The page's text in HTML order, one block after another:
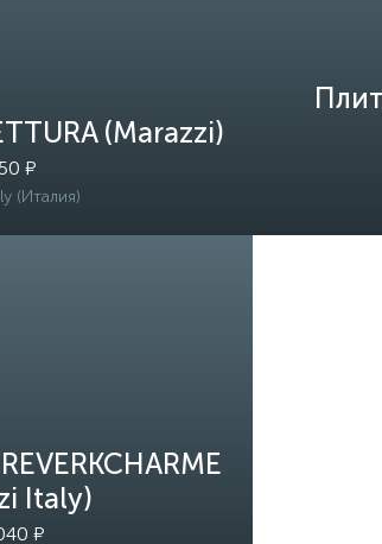
(Marazzi)
₽
(Италия)
Italy)
₽